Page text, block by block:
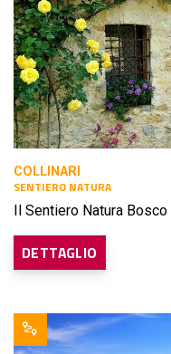
COLLINARI
SENTIERO NATURA
Il Sentiero Natura
DETTAGLIO